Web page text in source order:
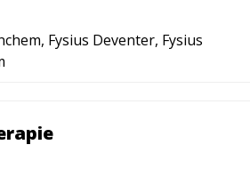
Fysius Deventer, Fysius